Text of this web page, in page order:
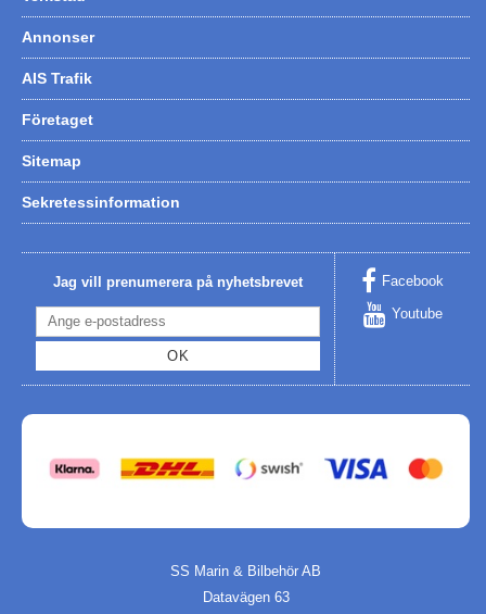
Annonser
AIS Trafik
Företaget
Sitemap
Sekretessinformation
Jag vill prenumerera på nyhetsbrevet
OK
Facebook
Youtube
SS Marin & Bilbehör AB
Datavägen 63